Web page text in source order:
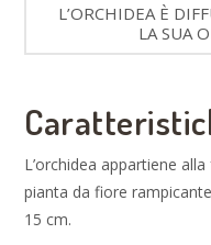
L’ORCHIDEA È
LA SUA
L’orchidea appartiene
pianta da fiore
15 cm.